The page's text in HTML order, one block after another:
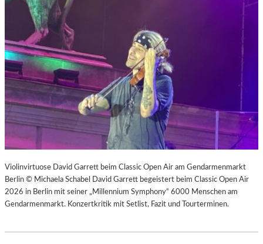
Violinvirtuose David Garrett beim Classic Open Air am Gendarmenmarkt
Berlin © Michaela Schabel David Garrett begeistert beim Classic Open Air
2026 in Berlin mit seiner „Millennium Symphony“ 6000 Menschen am
Gendarmenmarkt. Konzertkritik mit Setlist, Fazit und Tourterminen.